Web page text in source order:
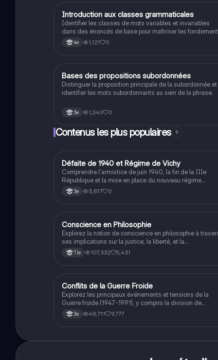
IFrançais
Introduction aux classes grammaticales
Identifier les classes de mots variables et invariables
dans des énoncés de base pour maîtriser les
de la grammaire.
4e 1,121 0
BFrançais
Bases des propositions subordonnées
Distinguer la proposition principale de la subordonnée et
identifier les mots subordonnants au sein de la phrase.
3e 1,240 0
Contenus les plus populaires 9
DHistoire
Défaite de 1940 et Régime de Vichy
Comprendre l'armistice de juin 1940, la fin de la IIIe
République et la mise en place du nouveau régime
autoritaire de Philippe Pétain.
3e 3,817 0
Philosophie
Conscience en Philosophie
Explorez la notion de conscience en philosophie à
ses implications sur la justice, la liberté, et la
connaissance. Cette fiche de révision aborde les débats
philosophiques sur la conscience, le cogito, et les
cherchant à approfondir leur compréhension des enjeux
éthiques et existentiels.
Tle 107,332 5,431
Histoire
Conflits de la Guerre Froide
Explorez les principaux événements et tensions de la
Guerre froide (1947-1991), y compris la division de
l'Allemagne, la crise de Cuba, la guerre du Vietnam, et la
course à l'espace. Cette fiche de révision couvre les
3e 48,711 9,777